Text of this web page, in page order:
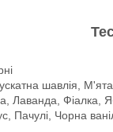
шавлія, М'ята
Лаванда, Фіалка,
Пачулі, Чорна